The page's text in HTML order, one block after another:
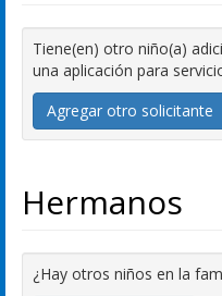
Tiene(en) otro niño(a)
una aplicación para
Agregar otro solicitante
Hermanos
¿Hay otros niños en la